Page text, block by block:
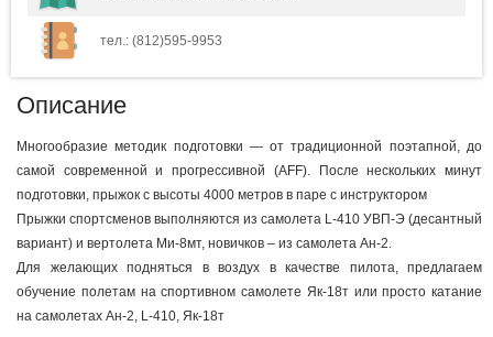
тел.: (812)595-9953
Описание
Многообразие методик подготовки — от традиционной поэтапной, до
самой современной и прогрессивной (AFF). После нескольких минут
подготовки, прыжок с высоты 4000 метров в паре с инструктором
Прыжки спортсменов выполняются из самолета L-410 УВП-Э (десантный
вариант) и вертолета Ми-8мт, новичков – из самолета Ан-2.
Для желающих подняться в воздух в качестве пилота, предлагаем
обучение полетам на спортивном самолете Як-18т или просто катание
на самолетах Ан-2, L-410, Як-18т